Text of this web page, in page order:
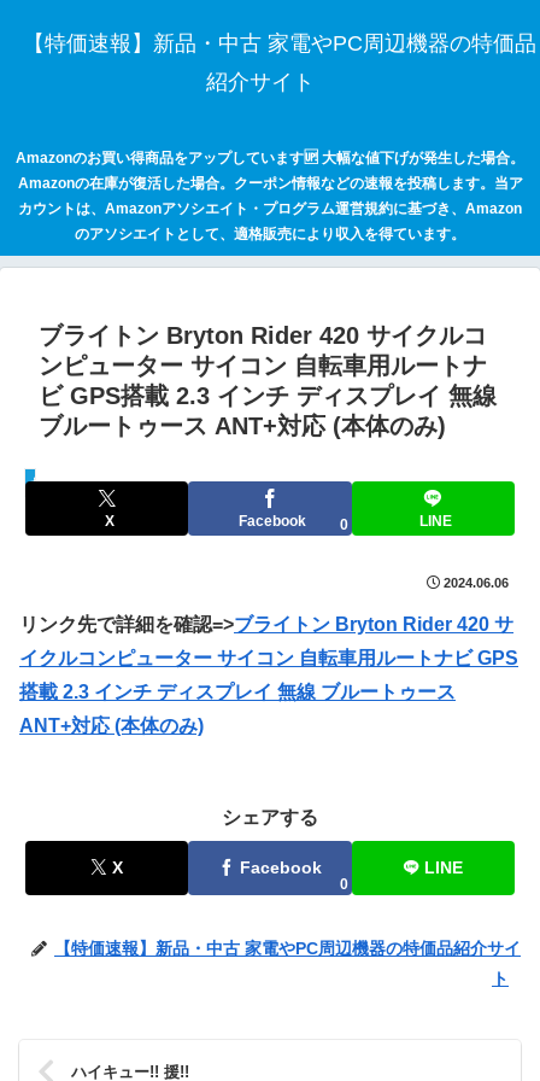
【特価速報】新品・中古 家電やPC周辺機器の特価品
紹介サイト
Amazonのお買い得商品をアップしています🆙 大幅な値下げが発生した場合。
Amazonの在庫が復活した場合。クーポン情報などの速報を投稿します。当ア
カウントは、Amazonアソシエイト・プログラム運営規約に基づき、Amazon
のアソシエイトとして、適格販売により収入を得ています。
ブライトン Bryton Rider 420 サイクルコ
ンピューター サイコン 自転車用ルートナ
ビ GPS搭載 2.3 インチ ディスプレイ 無線
ブルートゥース ANT+対応 (本体のみ)
セールハンター 激安情報まとめサイト
X Facebook 0 LINE
2024.06.06
リンク先で詳細を確認=>ブライトン Bryton Rider 420 サ
イクルコンピューター サイコン 自転車用ルートナビ GPS
搭載 2.3 インチ ディスプレイ 無線 ブルートゥース
ANT+対応 (本体のみ)
シェアする
X Facebook
0
LINE
【特価速報】新品・中古 家電やPC周辺機器の特価品紹介サイ
ト
ハイキュー!! 援!!